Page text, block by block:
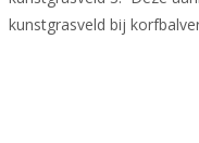
kunstgrasveld bij